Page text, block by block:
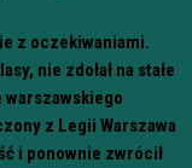
z oczekiwaniami.
nie zdołał na stałe
warszawskiego
z Legii Warszawa
i ponownie zwrócił